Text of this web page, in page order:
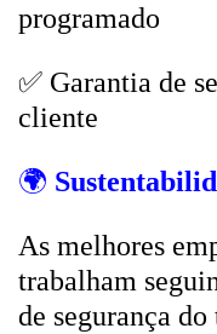
programado
✅ Garantia de
cliente
🌍
As melhores
trabalham
de segurança